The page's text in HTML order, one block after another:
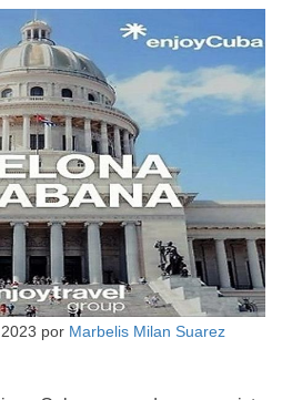
por Marbelis Milan Suarez